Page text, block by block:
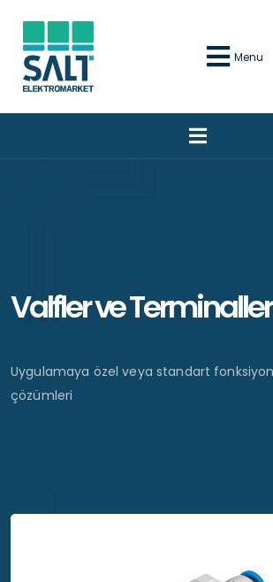
Menu
Valfler ve Terminaller
Uygulamaya özel veya standart
çözümleri